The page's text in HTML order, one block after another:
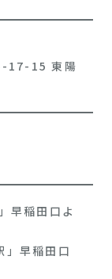
17-15 東陽
早稲田口よ
」早稲田口